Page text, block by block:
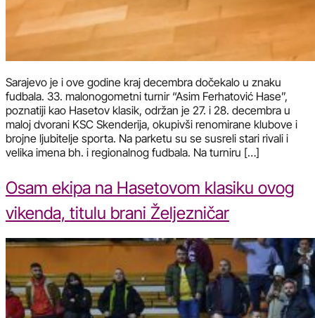
Sarajevo je i ove godine kraj decembra dočekalo u znaku
fudbala. 33. malonogometni turnir “Asim Ferhatović Hase”,
poznatiji kao Hasetov klasik, održan je 27. i 28. decembra u
maloj dvorani KSC Skenderija, okupivši renomirane klubove i
brojne ljubitelje sporta. Na parketu su se susreli stari rivali i
velika imena bh. i regionalnog fudbala. Na turniru […]
Osam ekipa na Hasetovom klasiku ovog
vikenda, titulu brani Željezničar